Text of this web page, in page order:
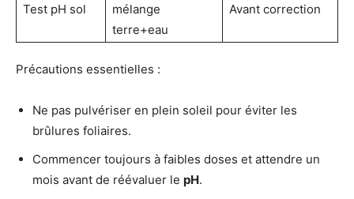
Test pH sol
mélange
terre+eau
Avant correction
Précautions essentielles :
Ne pas pulvériser en plein soleil pour éviter les
brûlures foliaires.
Commencer toujours à faibles doses et attendre un
mois avant de réévaluer le pH.